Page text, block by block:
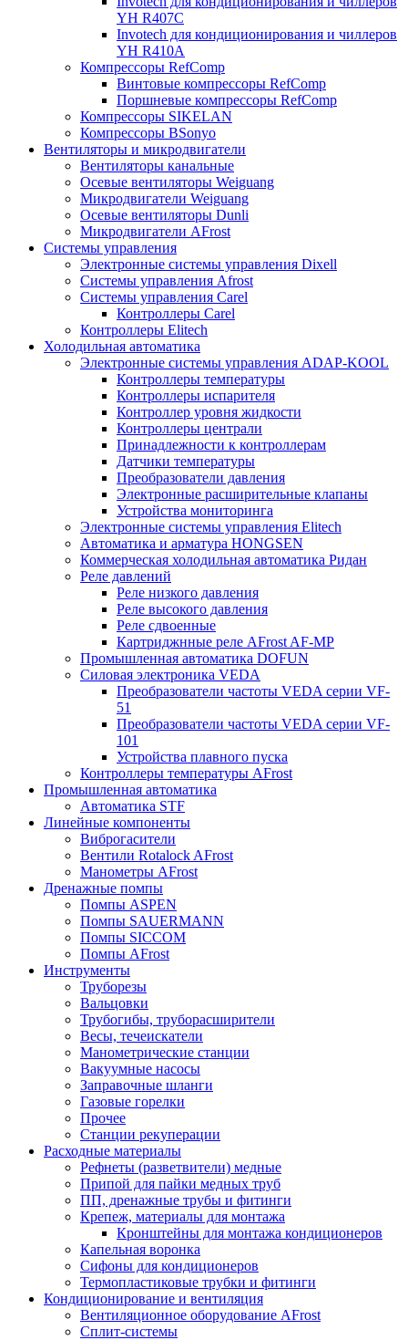
YH R407C
Invotech для кондиционирования и чиллеров
YH R410A
Компрессоры RefComp
Винтовые компрессоры RefComp
Поршневые компрессоры RefComp
Компрессоры SIKELAN
Компрессоры BSonyo
Вентиляторы и микродвигатели
Вентиляторы канальные
Осевые вентиляторы Weiguang
Микродвигатели Weiguang
Осевые вентиляторы Dunli
Микродвигатели AFrost
Системы управления
Электронные системы управления Dixell
Системы управления Afrost
Системы управления Carel
Контроллеры Carel
Контроллеры Elitech
Холодильная автоматика
Электронные системы управления ADAP-KOOL
Контроллеры температуры
Контроллеры испарителя
Контроллер уровня жидкости
Контроллеры централи
Принадлежности к контроллерам
Датчики температуры
Преобразователи давления
Электронные расширительные клапаны
Устройства мониторинга
Электронные системы управления Elitech
Автоматика и арматура HONGSEN
Коммерческая холодильная автоматика Ридан
Реле давлений
Реле низкого давления
Реле высокого давления
Реле сдвоенные
Картриджнные реле AFrost AF-MP
Промышленная автоматика DOFUN
Силовая электроника VEDA
Преобразователи частоты VEDA серии VF-
51
Преобразователи частоты VEDA серии VF-
101
Устройства плавного пуска
Контроллеры температуры AFrost
Промышленная автоматика
Автоматика STF
Линейные компоненты
Виброгасители
Вентили Rotalock AFrost
Манометры AFrost
Дренажные помпы
Помпы ASPEN
Помпы SAUERMANN
Помпы SICCOM
Помпы AFrost
Инструменты
Труборезы
Вальцовки
Трубогибы, труборасширители
Весы, течеискатели
Манометрические станции
Вакуумные насосы
Заправочные шланги
Газовые горелки
Прочее
Станции рекуперации
Расходные материалы
Рефнеты (разветвители) медные
Припой для пайки медных труб
ПП, дренажные трубы и фитинги
Крепеж, материалы для монтажа
Кронштейны для монтажа кондиционеров
Капельная воронка
Сифоны для кондиционеров
Термопластиковые трубки и фитинги
Кондиционирование и вентиляция
Вентиляционное оборудование AFrost
Сплит-системы